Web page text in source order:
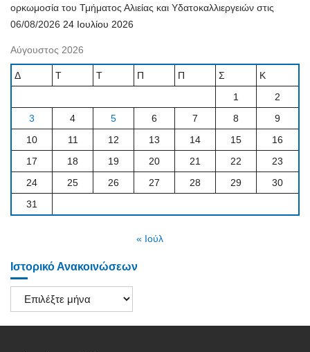
ορκωμοσία του Τμήματος Αλιείας και Υδατοκαλλιεργειών στις
06/08/2026 24 Ιουλίου 2026
Αύγουστος 2026
Δ Τ Τ Π Π Σ
Κ
1
2
3
4 5 6 7 8
9
10
11 12 13 14 15
16
17
18 19 20 21 22
23
24
25 26 27 28 29
30
31
« Ιούλ
Ιστορικό Ανακοινώσεων
Ιστορικό
Ανακοινώσεων